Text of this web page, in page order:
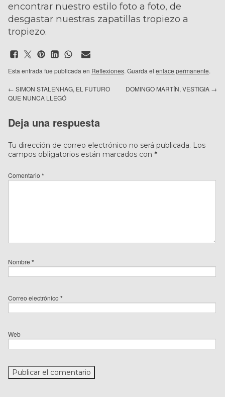
encontrar nuestro estilo foto a foto, de
desgastar nuestras zapatillas tropiezo a
tropiezo.
Esta entrada fue publicada en Reflexiones. Guarda el enlace permanente.
← SIMON STALENHAG, EL FUTURO
QUE NUNCA LLEGÓ
DOMINGO MARTÍN, VESTIGIA →
Deja una respuesta
Tu dirección de correo electrónico no será publicada. Los
campos obligatorios están marcados con *
Comentario *
Nombre *
Correo electrónico *
Web